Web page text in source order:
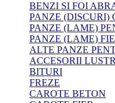
BENZI SI FOI
PANZE (DISCURI)
PANZE (LAME)
PANZE (LAME)
ALTE PANZE
ACCESORII
BITURI
FREZE
CAROTE BETON